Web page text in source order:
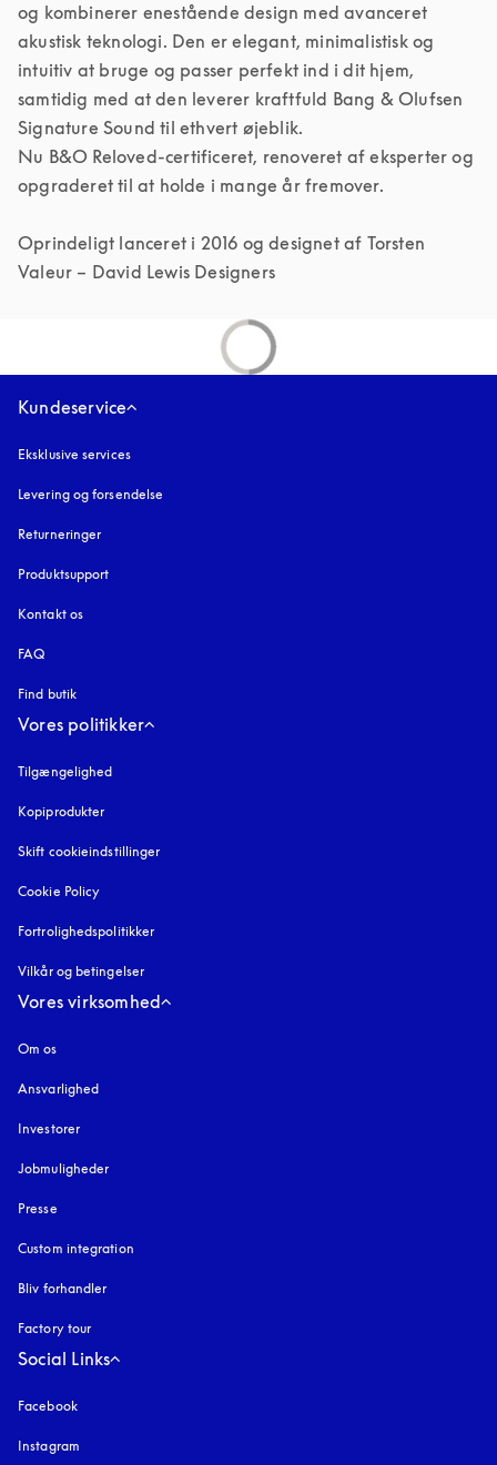
og kombinerer enestående design med avanceret
akustisk teknologi. Den er elegant, minimalistisk og
intuitiv at bruge og passer perfekt ind i dit hjem,
samtidig med at den leverer kraftfuld Bang & Olufsen
Signature Sound til ethvert øjeblik.
Nu B&O Reloved-certificeret, renoveret af eksperter og
opgraderet til at holde i mange år fremover.
Oprindeligt lanceret i 2016 og designet af Torsten
Valeur – David Lewis Designers
Kundeservice
Eksklusive services
Levering og forsendelse
Returneringer
Produktsupport
Kontakt os
FAQ
Find butik
Vores politikker
Tilgængelighed
Kopiprodukter
Skift cookieindstillinger
Cookie Policy
Fortrolighedspolitikker
Vilkår og betingelser
Vores virksomhed
Om os
Ansvarlighed
Investorer
Jobmuligheder
Presse
Custom integration
Bliv forhandler
Factory tour
Social Links
Facebook
Instagram